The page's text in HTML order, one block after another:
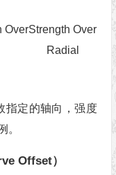
OverStrength Over
Radial
指定的轴向，强度
。
Offset）